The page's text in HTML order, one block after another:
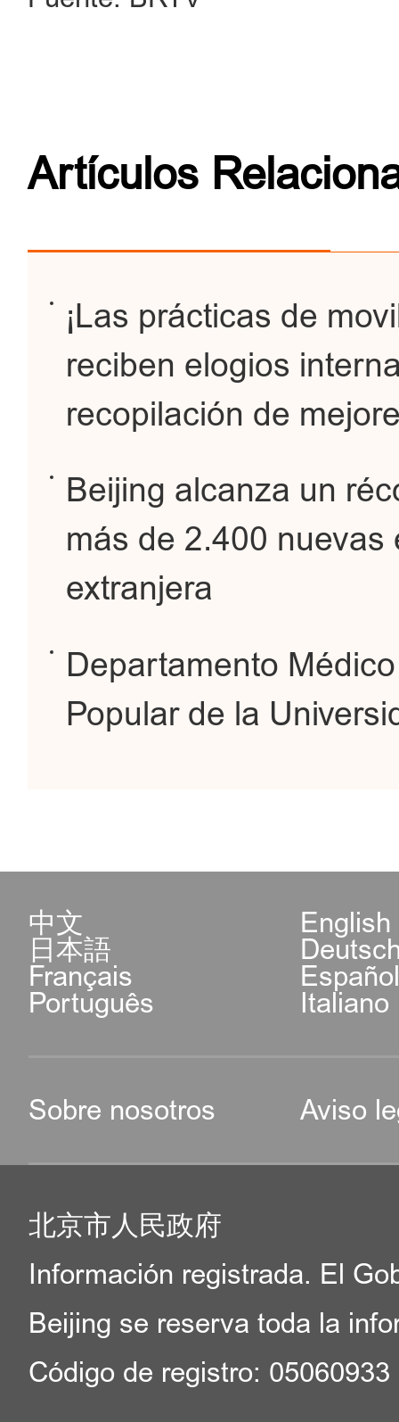
Artículos
¡Las prácticas de
reciben elogios
recopilación de
Beijing alcanza un
más de 2.400
extranjera
Departamento
Popular de la
中文 English
日本語
Français
Português Italiano
Sobre nosotros Aviso
北京市人民政府
Información registrada. El
Beijing se reserva toda la
Código de registro: 05060933